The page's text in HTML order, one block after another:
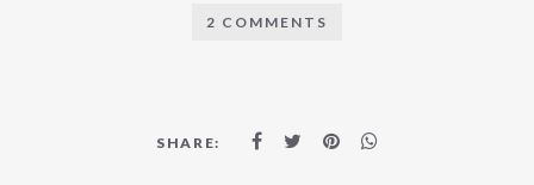
2 COMMENTS
SHARE: